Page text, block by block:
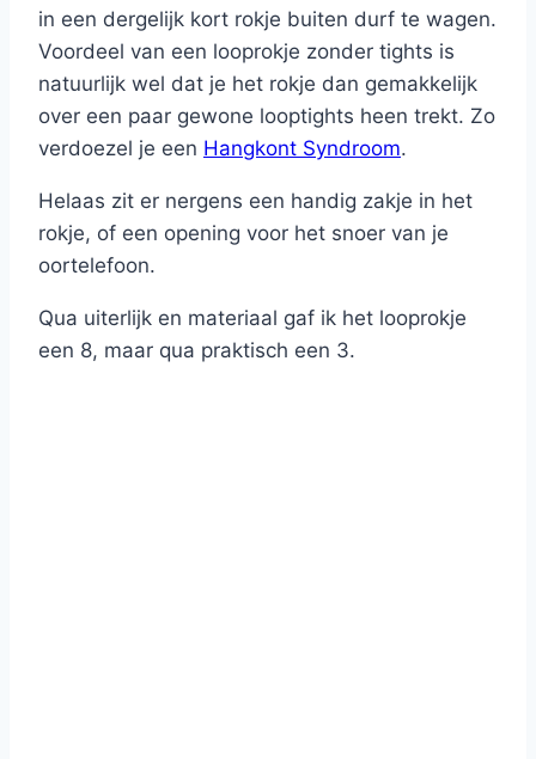
in een dergelijk kort rokje buiten durf te wagen.
Voordeel van een looprokje zonder tights is
natuurlijk wel dat je het rokje dan gemakkelijk
over een paar gewone looptights heen trekt. Zo
verdoezel je een Hangkont Syndroom.
Helaas zit er nergens een handig zakje in het
rokje, of een opening voor het snoer van je
oortelefoon.
Qua uiterlijk en materiaal gaf ik het looprokje
een 8, maar qua praktisch een 3.